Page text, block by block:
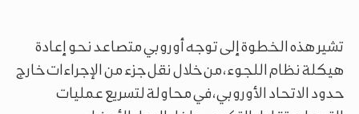
تشير هذه الخطوة إلى توجه أوروبي متصاعد نحو إعادة
هيكلة نظام اللجوء، من خلال نقل جزء من الإجراءات خارج
حدود الاتحاد الأوروبي، في محاولة لتسريع عمليات